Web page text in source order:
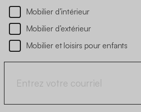
Mobilier d’intérieur
Mobilier d’extérieur
Mobilier et loisirs pour enfants